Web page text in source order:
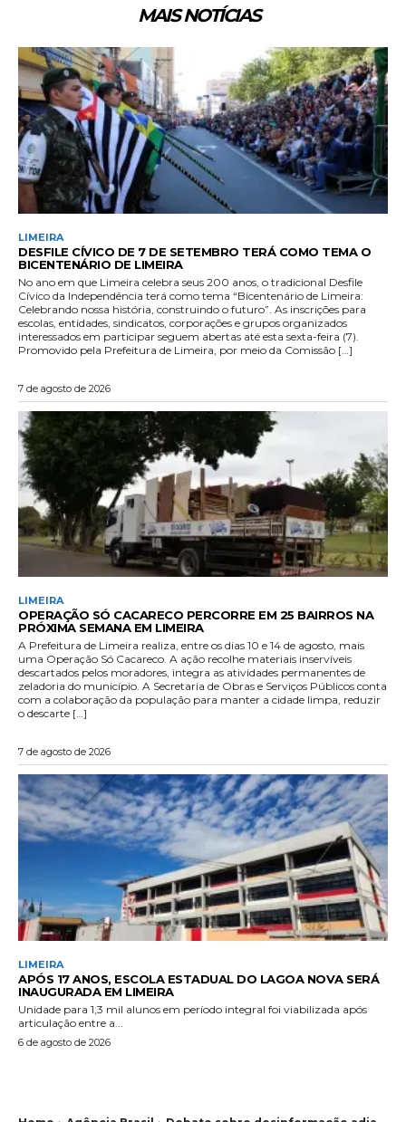
MAIS NOTÍCIAS
LIMEIRA
DESFILE CÍVICO DE 7 DE SETEMBRO TERÁ COMO TEMA O
BICENTENÁRIO DE LIMEIRA
No ano em que Limeira celebra seus 200 anos, o tradicional Desfile
Cívico da Independência terá como tema “Bicentenário de Limeira:
Celebrando nossa história, construindo o futuro”. As inscrições para
escolas, entidades, sindicatos, corporações e grupos organizados
interessados em participar seguem abertas até esta sexta-feira (7).
Promovido pela Prefeitura de Limeira, por meio da Comissão […]
7 de agosto de 2026
LIMEIRA
OPERAÇÃO SÓ CACARECO PERCORRE EM 25 BAIRROS NA
PRÓXIMA SEMANA EM LIMEIRA
A Prefeitura de Limeira realiza, entre os dias 10 e 14 de agosto, mais
uma Operação Só Cacareco. A ação recolhe materiais inservíveis
descartados pelos moradores, integra as atividades permanentes de
zeladoria do município. A Secretaria de Obras e Serviços Públicos conta
com a colaboração da população para manter a cidade limpa, reduzir
o descarte […]
7 de agosto de 2026
LIMEIRA
APÓS 17 ANOS, ESCOLA ESTADUAL DO LAGOA NOVA SERÁ
INAUGURADA EM LIMEIRA
Unidade para 1,3 mil alunos em período integral foi viabilizada após
articulação entre a...
6 de agosto de 2026